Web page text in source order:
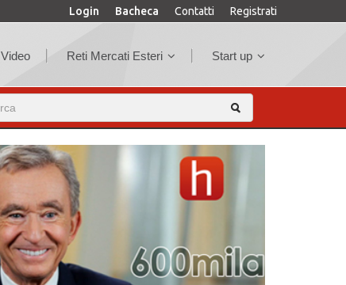
Login Bacheca Contatti Registrati
Video Reti Mercati Esteri Start up